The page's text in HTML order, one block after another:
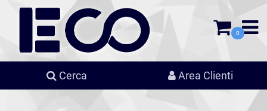
0
Cerca Area Clienti